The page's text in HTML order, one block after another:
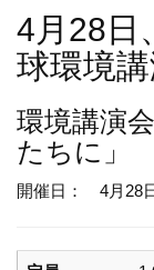
4月28日
球環境
環境講演会
たちに」
開催日： 4月28日